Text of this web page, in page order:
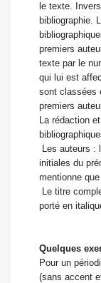
le texte.
bibliographie.
premiers
texte par le
qui lui est
sont classées
premiers
La rédaction
 Les auteurs
initiales du
mentionne
 Le titre
porté en
Quelques
Pour un
(sans accent